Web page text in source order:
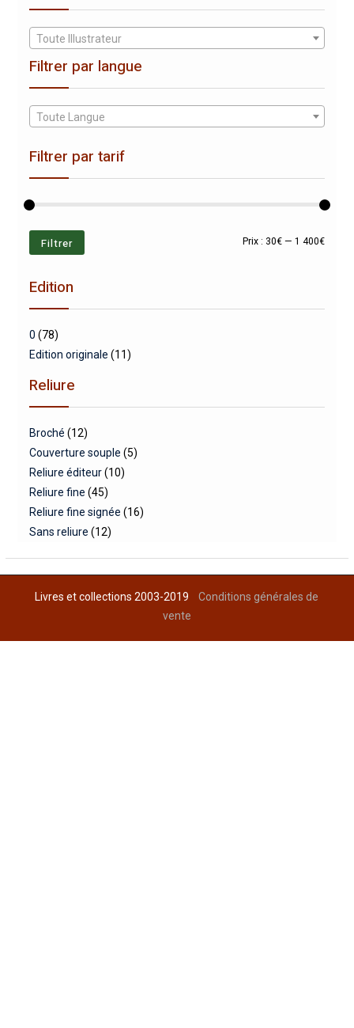
Toute Illustrateur
Filtrer par langue
Toute Langue
Filtrer par tarif
Prix
Prix
Filtrer Prix : 30€ —1 400€
Edition
0 (78)
Edition originale (11)
Reliure
Broché (12)
Couverture souple (5)
Reliure éditeur (10)
Reliure fine (45)
Reliure fine signée (16)
Sans reliure (12)
Livres et collections 2003-2019Conditions générales de
vente